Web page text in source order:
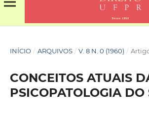
INÍCIO / ARQUIVOS / V. 8 N. 0 (1960) /
CONCEITOS ATUAIS
PSICOPATOLOGIA